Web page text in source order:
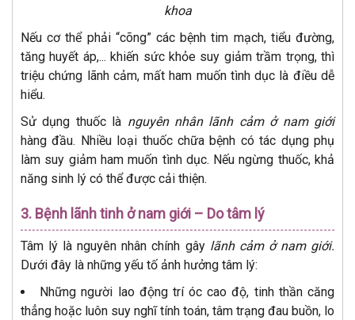
khoa
Nếu cơ thể phải “cõng” các bệnh tim mạch, tiểu đường,
tăng huyết áp,... khiến sức khỏe suy giảm trầm trọng, thì
triệu chứng lãnh cảm, mất ham muốn tình dục là điều dễ
hiểu.
Sử dụng thuốc là nguyên nhân lãnh cảm ở nam giới
hàng đầu. Nhiều loại thuốc chữa bệnh có tác dụng phụ
làm suy giảm ham muốn tình dục. Nếu ngừng thuốc, khả
năng sinh lý có thể được cải thiện.
3. Bệnh lãnh tinh ở nam giới – Do tâm lý
Tâm lý là nguyên nhân chính gâylãnh cảm ở nam giới.
Dưới đây là những yếu tố ảnh hưởng tâm lý:
Những người lao động trí óc cao độ, tinh thần căng
thẳng hoặc luôn suy nghĩ tính toán, tâm trạng đau buồn, lo